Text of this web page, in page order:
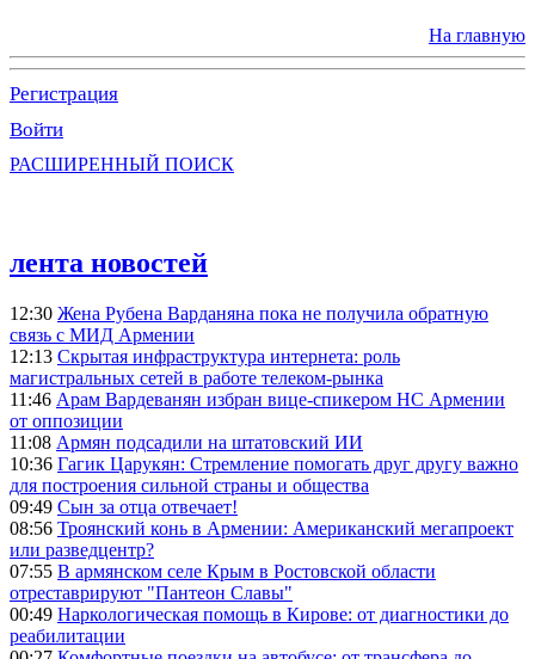
На главную
Регистрация
Войти
РАСШИРЕННЫЙ ПОИСК
лента новостей
12:30 Жена Рубена Варданяна пока не получила обратную
связь с МИД Армении
12:13 Скрытая инфраструктура интернета: роль
магистральных сетей в работе телеком-рынка
11:46 Арам Вардеванян избран вице-спикером НС Армении
от оппозиции
11:08 Армян подсадили на штатовский ИИ
10:36 Гагик Царукян: Стремление помогать друг другу важно
для построения сильной страны и общества
09:49 Сын за отца отвечает!
08:56 Троянский конь в Армении: Американский мегапроект
или разведцентр?
07:55 В армянском селе Крым в Ростовской области
отреставрируют "Пантеон Славы"
00:49 Наркологическая помощь в Кирове: от диагностики до
реабилитации